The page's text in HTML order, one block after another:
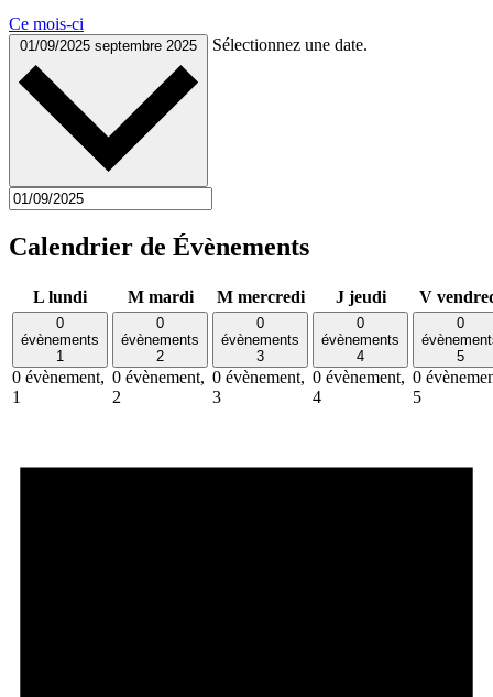
Ce mois-ci
01/09/2025 septembre 2025 Sélectionnez une date.
Calendrier de Évènements
L lundi M mardi M mercredi J jeudi V
0
évènements
1
0 évènement,
1
0
évènements
2
0 évènement,
2
0
évènements
3
0 évènement,
3
0
évènements
4
0 évènement,
4
0
5
0
5